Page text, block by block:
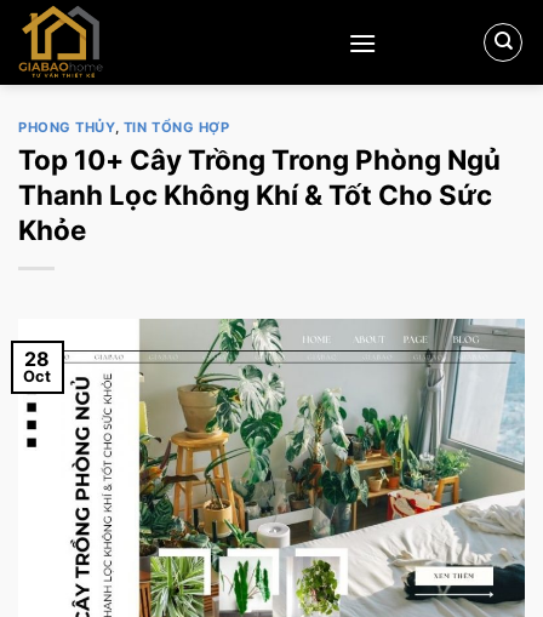
Skip
content
PHONG THỦY, TIN TỔNG HỢP
Top 10+ Cây Trồng Trong Phòng Ngủ
Thanh Lọc Không Khí & Tốt Cho Sức
Khỏe
28
Oct